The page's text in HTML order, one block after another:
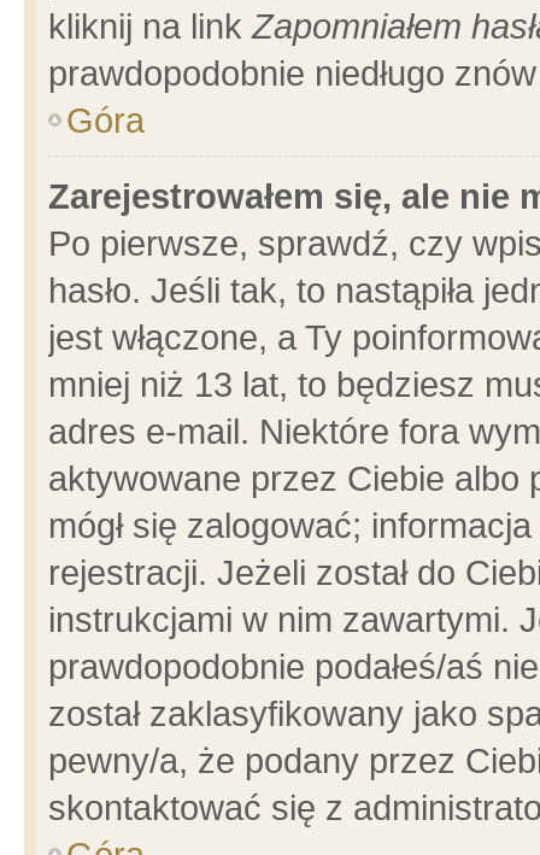
kliknij na linkZapomniałem
prawdopodobnie niedługo
Góra
Zarejestrowałem się, ale nie
Po pierwsze, sprawdź, czy
hasło. Jeśli tak, to nastąpiła
jest włączone, a Ty
mniej niż 13 lat, to będziesz
adres e-mail. Niektóre fora
aktywowane przez Ciebie albo
mógł się zalogować;
rejestracji. Jeżeli został do
instrukcjami w nim zawartymi.
prawdopodobnie podałeś/aś
został zaklasyfikowany jako
pewny/a, że podany przez
skontaktować się z